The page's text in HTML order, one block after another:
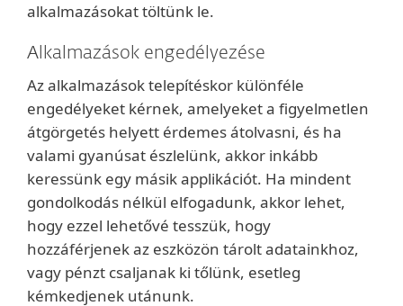
alkalmazásokat töltünk le.
Alkalmazások engedélyezése
Az alkalmazások telepítéskor különféle
engedélyeket kérnek, amelyeket a figyelmetlen
átgörgetés helyett érdemes átolvasni, és ha
valami gyanúsat észlelünk, akkor inkább
keressünk egy másik applikációt. Ha mindent
gondolkodás nélkül elfogadunk, akkor lehet,
hogy ezzel lehetővé tesszük, hogy
hozzáférjenek az eszközön tárolt adatainkhoz,
vagy pénzt csaljanak ki tőlünk, esetleg
kémkedjenek utánunk.